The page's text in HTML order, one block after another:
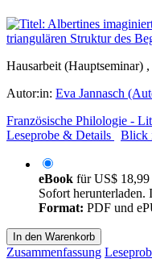
Hausarbeit (Hauptseminar)
Autor:in: Eva Jannasch
Französische Philologie -
Leseprobe & Details
Blick
eBook fürUS$ 18,99
Sofort
Format: PDF und
In den Warenkorb
Zusammenfassung